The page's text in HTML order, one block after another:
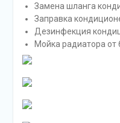
Замена шланга
Заправка
Дезинфекция
Мойка радиатора от